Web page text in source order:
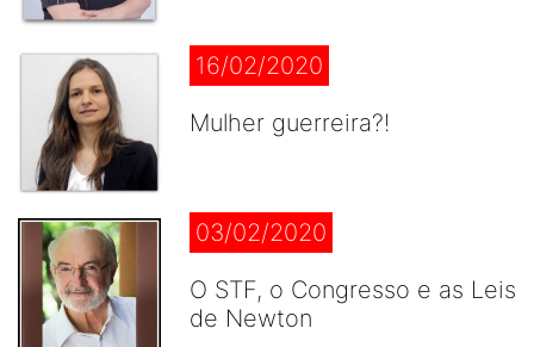
16/02/2020
Mulher guerreira?!
03/02/2020
O STF, o Congresso e as Leis
de Newton